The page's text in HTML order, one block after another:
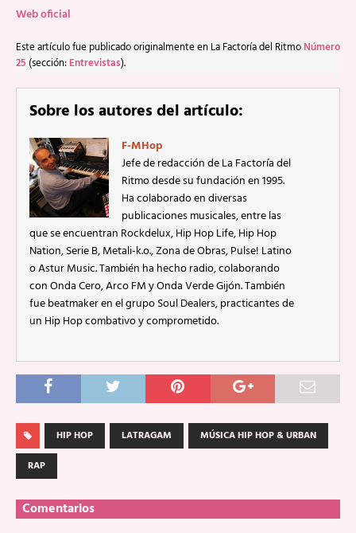
Web oficial
Este artículo fue publicado originalmente en La Factoría del Ritmo Número
25 (sección: Entrevistas).
Sobre los autores del artículo:
F-MHop
Jefe de redacción de La Factoría del
Ritmo desde su fundación en 1995.
Ha colaborado en diversas
publicaciones musicales, entre las
que se encuentran Rockdelux, Hip Hop Life, Hip Hop
Nation, Serie B, Metali-k.o., Zona de Obras, Pulse! Latino
o Astur Music. También ha hecho radio, colaborando
con Onda Cero, Arco FM y Onda Verde Gijón. También
fue beatmaker en el grupo Soul Dealers, practicantes de
un Hip Hop combativo y comprometido.
HIP HOP LATRAGAM
MÚSICA HIP HOP & URBAN
RAP
Comentarios